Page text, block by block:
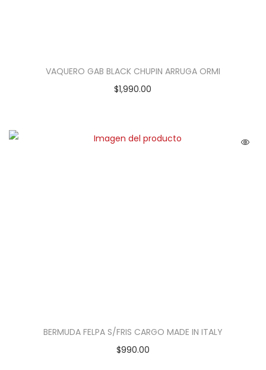
VAQUERO GAB BLACK CHUPIN ARRUGA ORMI
$1,990.00
BERMUDA FELPA S/FRIS CARGO MADE IN ITALY
$990.00